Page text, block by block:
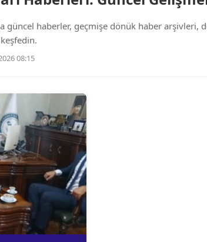
güncel haberler, geçmişe dönük haber
08:15